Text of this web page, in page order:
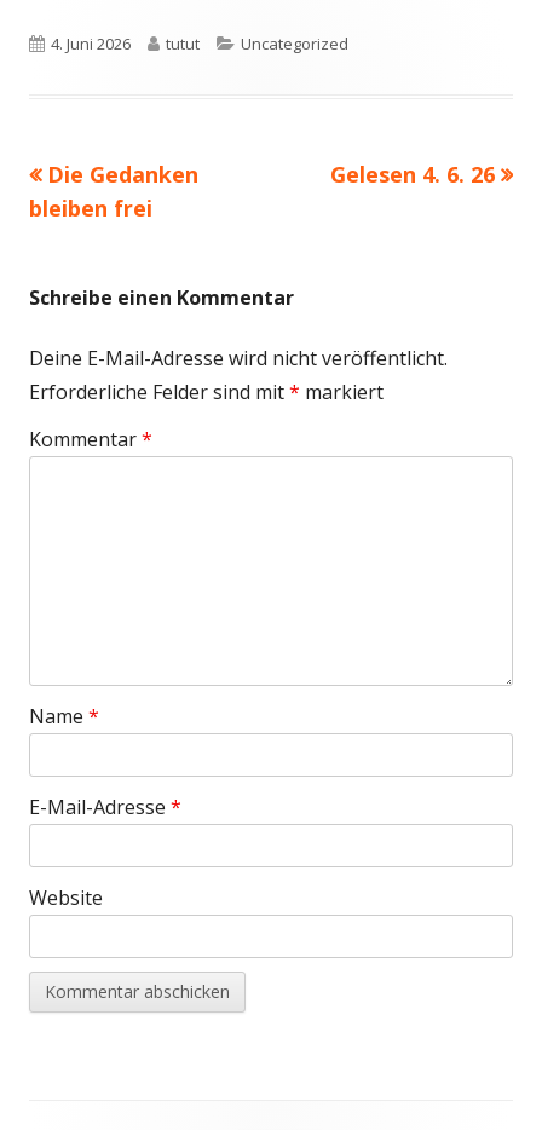
Veröffentlicht
4. Juni 2026 Autor
tutut Kategorien
Uncategorized
Beitragsnavigation
Vorheriger
Beitrag:
Die Gedanken
bleiben frei
Nächster
Gelesen 4. 6. 26
Schreibe einen Kommentar
Deine E-Mail-Adresse wird nicht veröffentlicht.
Erforderliche Felder sind mit* markiert
Kommentar*
Name *
E-Mail-Adresse *
Website